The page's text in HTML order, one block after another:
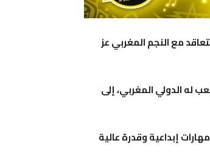
مع النجم المغربي عز
له الدولي المغربي، إلى
إبداعية وقدرة عالية